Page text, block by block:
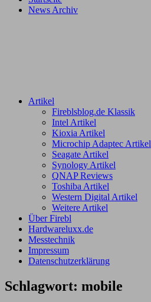
News Archiv
Artikel
Fireblsblog.de Klassik
Intel Artikel
Kioxia Artikel
Microchip Adaptec Artikel
Seagate Artikel
Synology Artikel
QNAP Reviews
Toshiba Artikel
Western Digital Artikel
Weitere Artikel
Über Firebl
Hardwareluxx.de
Messtechnik
Impressum
Datenschutzerklärung
Schlagwort: mobile